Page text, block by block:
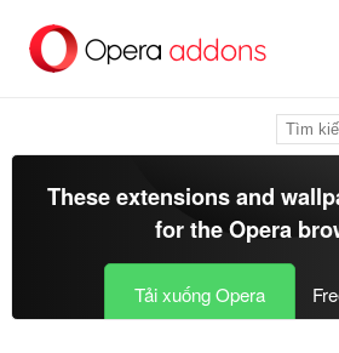
đến
These extensions and
for theOpera
Tải xuống Opera